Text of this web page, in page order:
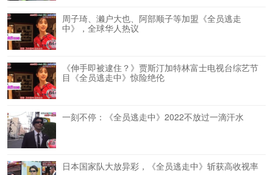
周子琦、濑户大也、阿部顺子等加盟《全员逃走
中》，全球华人热议
《伸手即被逮住？》贾斯汀加特林富士电视台综艺节
目《全员逃走中》惊险绝伦
一刻不停：《全员逃走中》2022不放过一滴汗水
日本国家队大放异彩，《全员逃走中》斩获高收视率